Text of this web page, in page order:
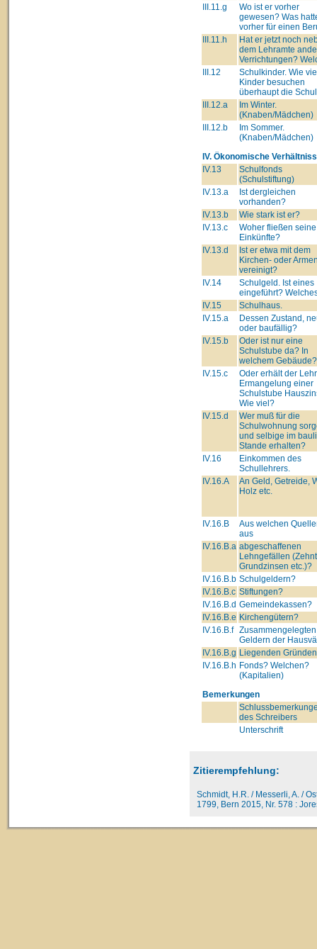
III.11.g
Wo ist er vorher
gewesen? Was
vorher für einen
III.11.h
Hat er jetzt noch
dem Lehramte
Verrichtungen?
III.12
Schulkinder. Wie
Kinder besuchen
überhaupt die
III.12.a
Im Winter.
(Knaben/Mädchen)
III.12.b
Im Sommer.
(Knaben/Mädchen)
IV. Ökonomische
IV.13
Schulfonds
(Schulstiftung)
IV.13.a
Ist dergleichen
vorhanden?
IV.13.b
Wie stark ist er?
IV.13.c
Woher fließen seine
Einkünfte?
IV.13.d
Ist er etwa mit dem
Kirchen- oder
vereinigt?
IV.14
Schulgeld. Ist eines
eingeführt?
IV.15
Schulhaus.
IV.15.a
Dessen Zustand,
oder baufällig?
IV.15.b
Oder ist nur eine
Schulstube da? In
welchem Gebäude?
IV.15.c
Oder erhält der
Ermangelung einer
Schulstube
Wie viel?
IV.15.d
Wer muß für die
Schulwohnung
und selbige im
Stande erhalten?
IV.16
Einkommen des
Schullehrers.
IV.16.A
An Geld, Getreide,
Holz etc.
IV.16.B
Aus welchen
aus
IV.16.B.a abgeschaffenen
Lehngefällen
Grundzinsen etc.)?
IV.16.B.b Schulgeldern?
IV.16.B.c Stiftungen?
IV.16.B.d Gemeindekassen?
IV.16.B.e Kirchengütern?
IV.16.B.f Zusammengelegten
Geldern der
IV.16.B.g Liegenden
IV.16.B.h Fonds? Welchen?
(Kapitalien)
Bemerkungen
des Schreibers
Unterschrift
Zitierempfehlung:
Schmidt, H.R. / Messerli, A. /
1799, Bern 2015, Nr. 578 :